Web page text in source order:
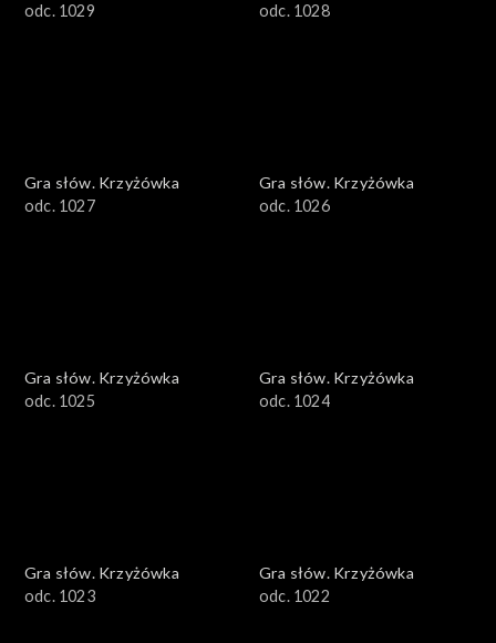
odc. 1029
odc. 1028
Gra słów. Krzyżówka
odc. 1027
Gra słów. Krzyżówka
odc. 1026
Gra słów. Krzyżówka
odc. 1025
Gra słów. Krzyżówka
odc. 1024
Gra słów. Krzyżówka
odc. 1023
Gra słów. Krzyżówka
odc. 1022